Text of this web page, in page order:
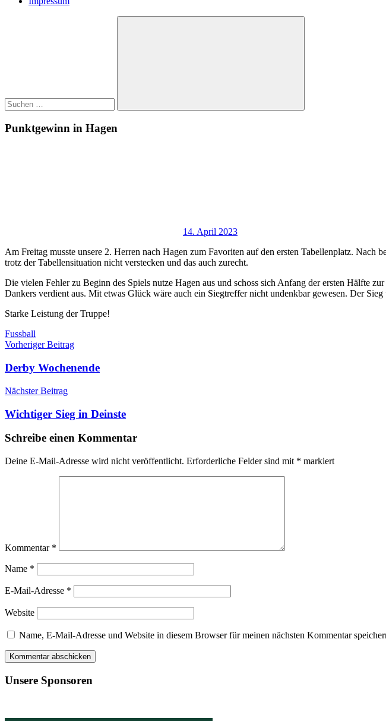
Suchen
Punktgewinn in Hagen
14. April 2023
Am Freitag musste unsere 2. Herren nach Hagen zum Favoriten auf den ersten Tabellenplatz.
trotz der Tabellensituation nicht verstecken und das auch zurecht.
Die vielen Fehler zu Beginn des Spiels nutze Hagen aus und schoss sich Anfang der ersten Hälfte
Dankers verdient aus. Mit etwas Glück wäre auch ein Siegtreffer nicht undenkbar gewesen. Der
Starke Leistung der Truppe!
Fussball
Beitragsnavigation
Vorheriger Beitrag
Derby Wochenende
Nächster Beitrag
Wichtiger Sieg in Deinste
Schreibe einen Kommentar
Deine E-Mail-Adresse wird nicht veröffentlicht. Erforderliche Felder sind mit * markiert
Kommentar *
Name *
E-Mail-Adresse *
Website
Name, E-Mail-Adresse und Website in diesem Browser für meinen nächsten Kommentar
Unsere Sponsoren